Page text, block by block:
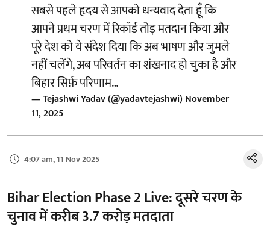
सबसे पहले हृदय से आपको धन्यवाद देता हूँ कि
आपने प्रथम चरण में रिकॉर्ड तोड़ मतदान किया और
पूरे देश को ये संदेश दिया कि अब भाषण और जुमले
नहीं चलेंगे, अब परिवर्तन का शंखनाद हो चुका है और
बिहार सिर्फ़ परिणाम…
— Tejashwi Yadav (@yadavtejashwi)November
11, 2025
4:07 am, 11 Nov 2025
Bihar Election Phase 2 Live: दूसरे चरण के
चुनाव में करीब 3.7 करोड़ मतदाता